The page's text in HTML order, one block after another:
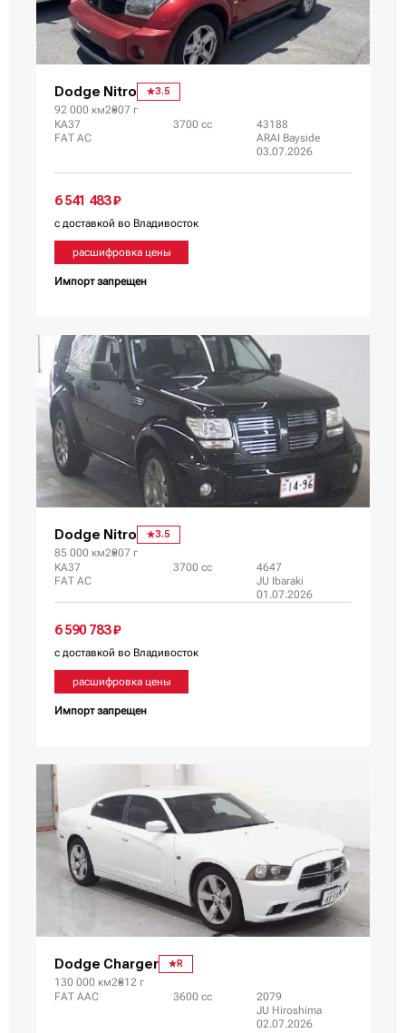
Dodge Nitro 3.5
92 000 км2007 г
KA37
FAT AC
3700 сс
43188
ARAI Bayside
03.07.2026
6 541 483 ₽
с доставкой во Владивосток
расшифровка цены
Импорт запрещен
Dodge Nitro 3.5
85 000 км2007 г
KA37
FAT AC
3700 сс
4647
JU Ibaraki
01.07.2026
6 590 783 ₽
с доставкой во Владивосток
расшифровка цены
Импорт запрещен
Dodge Charger R
130 000 км2012 г
FAT AAC
3600 сс
2079
JU Hiroshima
02.07.2026